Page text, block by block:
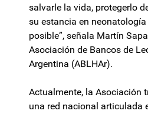
salvarle la vida, protegerlo
su estancia en
posible”, señala Martín
Asociación de Bancos de
Argentina (ABLHAr).
Actualmente, la Asociación
una red nacional articulada